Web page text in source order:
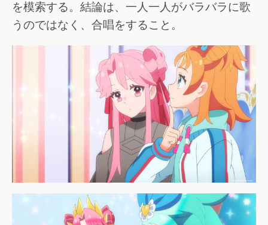
を模索する。結論は、一人一人がバラバラに歌
うのではなく、合唱をすること。